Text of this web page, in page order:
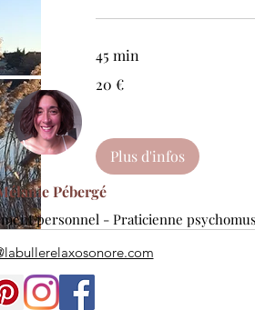
45 min
euros
20 €
Plus d'infos
Pébergé
personnel - Praticienne